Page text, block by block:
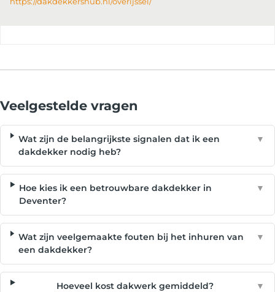
Veelgestelde vragen
Wat zijn de belangrijkste signalen dat ik een
dakdekker nodig heb?
▼
Hoe kies ik een betrouwbare dakdekker in
Deventer?
▼
Wat zijn veelgemaakte fouten bij het inhuren van
een dakdekker?
▼
Hoeveel kost dakwerk gemiddeld? ▼